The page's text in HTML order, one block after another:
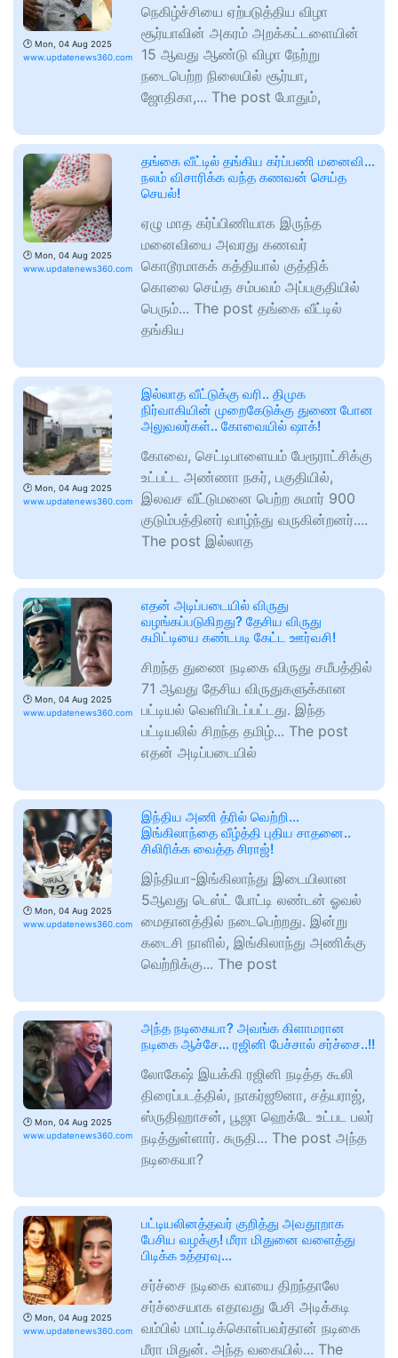
🕑 Mon, 04 Aug 2025
www.updatenews360.com
நெகிழ்ச்சியை ஏற்படுத்திய விழா
சூர்யாவின் அகரம் அறக்கட்டளையின்
15 ஆவது ஆண்டு விழா நேற்று
நடைபெற்ற நிலையில் சூர்யா,
ஜோதிகா,... The post போதும்,
🕑 Mon, 04 Aug 2025
www.updatenews360.com
தங்கை வீட்டில் தங்கிய கர்ப்பணி மனைவி…
நலம் விசாரிக்க வந்த கணவன் செய்த
செயல்!
ஏழு மாத கர்ப்பிணியாக இருந்த
மனைவியை அவரது கணவர்
கொடூரமாகக் கத்தியால் குத்திக்
கொலை செய்த சம்பவம் அப்பகுதியில்
பெரும்... The post தங்கை வீட்டில்
தங்கிய
🕑 Mon, 04 Aug 2025
www.updatenews360.com
இல்லாத வீட்டுக்கு வரி.. திமுக
நிர்வாகியின் முறைகேடுக்கு துணை போன
அலுவலர்கள்.. கோவையில் ஷாக்!
கோவை, செட்டிபாளையம் பேரூராட்சிக்கு
உட்பட்ட அண்ணா நகர், பகுதியில்,
இலவச வீட்டுமனை பெற்ற சுமார் 900
குடும்பத்தினர் வாழ்ந்து வருகின்றனர்....
The post இல்லாத
🕑 Mon, 04 Aug 2025
www.updatenews360.com
எதன் அடிப்படையில் விருது
வழங்கப்படுகிறது? தேசிய விருது
கமிட்டியை கண்டபடி கேட்ட ஊர்வசி!
சிறந்த துணை நடிகை விருது சமீபத்தில்
71 ஆவது தேசிய விருதுகளுக்கான
பட்டியல் வெளியிடப்பட்டது. இந்த
பட்டியலில் சிறந்த தமிழ்... The post
எதன் அடிப்படையில்
🕑 Mon, 04 Aug 2025
www.updatenews360.com
இந்திய அணி த்ரில் வெற்றி…
இங்கிலாந்தை வீழ்த்தி புதிய சாதனை..
சிலிரிக்க வைத்த சிராஜ்!
இந்தியா-இங்கிலாந்து இடையிலான
5ஆவது டெஸ்ட் போட்டி லண்டன் ஓவல்
மைதானத்தில் நடைபெற்றது. இன்று
கடைசி நாளில், இங்கிலாந்து அணிக்கு
வெற்றிக்கு... The post
🕑 Mon, 04 Aug 2025
www.updatenews360.com
அந்த நடிகையா? அவங்க கிளாமரான
நடிகை ஆச்சே… ரஜினி பேச்சால் சர்ச்சை..!!
லோகேஷ் இயக்கி ரஜினி நடித்த கூலி
திரைப்படத்தில், நாகர்ஜூனா, சத்யராஜ்,
ஸ்ருதிஹாசன், பூஜா ஹெக்டே உட்பட பலர்
நடித்துள்ளார். சுருதி... The post அந்த
நடிகையா?
🕑 Mon, 04 Aug 2025
www.updatenews360.com
பட்டியலினத்தவர் குறித்து அவதூறாக
பேசிய வழக்கு! மீரா மிதுனை வளைத்து
பிடிக்க உத்தரவு…
சர்ச்சை நடிகை வாயை திறந்தாலே
சர்ச்சையாக எதாவது பேசி அடிக்கடி
வம்பில் மாட்டிக்கொள்பவர்தான் நடிகை
மீரா மிதுன். அந்த வகையில்... The